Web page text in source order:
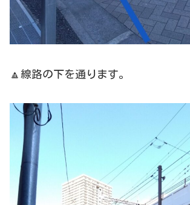
🔼線路の下を通ります。